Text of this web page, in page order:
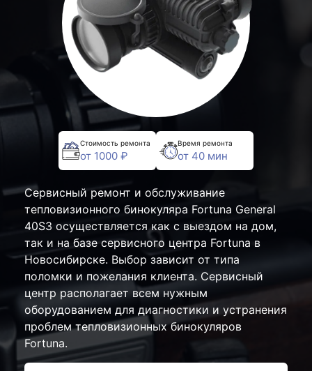
Стоимость ремонта
от 1000 ₽
Время ремонта
от 40 мин
Сервисный ремонт и обслуживание
тепловизионного бинокуляра Fortuna General
40S3 осуществляется как с выездом на дом,
так и на базе сервисного центра Fortuna в
Новосибирске. Выбор зависит от типа
поломки и пожелания клиента. Сервисный
центр располагает всем нужным
оборудованием для диагностики и устранения
проблем тепловизионных бинокуляров
Fortuna.